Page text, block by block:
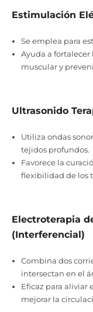
Estimulación
Se emplea para
Ayuda a
muscular y
Ultrasonido
Utiliza ondas
tejidos profundos.
Favorece la
flexibilidad de los
Electroterapia
(Interferencial)
Combina dos
intersectan en el
Eficaz para aliviar
mejorar la